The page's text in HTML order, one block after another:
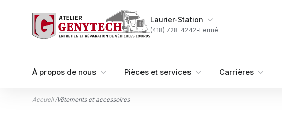
Ma succursale
Laurier-Station
(418) 728-4242-Fermé
À propos de nous Pièces et services Carrières
Accueil /Vêtements et accessoires